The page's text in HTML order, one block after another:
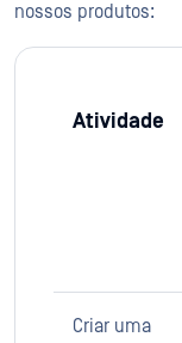
nossos produtos:
Atividade
Criar uma